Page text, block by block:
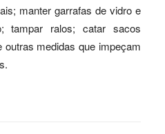
manter garrafas de vidro e
tampar ralos; catar sacos
medidas que impeçam